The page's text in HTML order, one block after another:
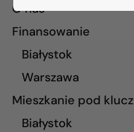
O nas
Finansowanie
Białystok
Warszawa
Mieszkanie pod klucz
Białystok